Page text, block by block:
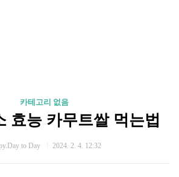
카테고리 없음
효능 카무트쌀 먹는법
to Day 2024. 2. 4. 12:32